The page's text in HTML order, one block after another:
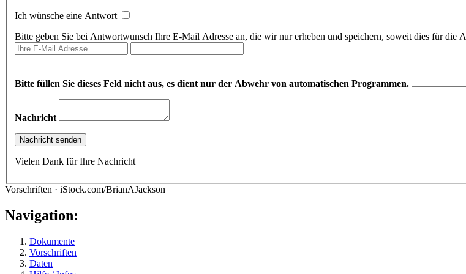
Ich wünsche eine Antwort
Bitte geben Sie bei Antwortwunsch Ihre E-Mail Adresse an, die wir nur erheben und speichern, soweit dies für
Bitte füllen Sie dieses Feld nicht aus, es dient nur der Abwehr von automatischen Programmen.
Nachricht
Vielen Dank für Ihre Nachricht
Vorschriften · iStock.com/BrianAJackson
Navigation:
Dokumente
Vorschriften
Daten